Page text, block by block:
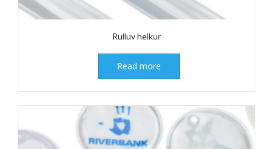
Rulluv helkur
Read more